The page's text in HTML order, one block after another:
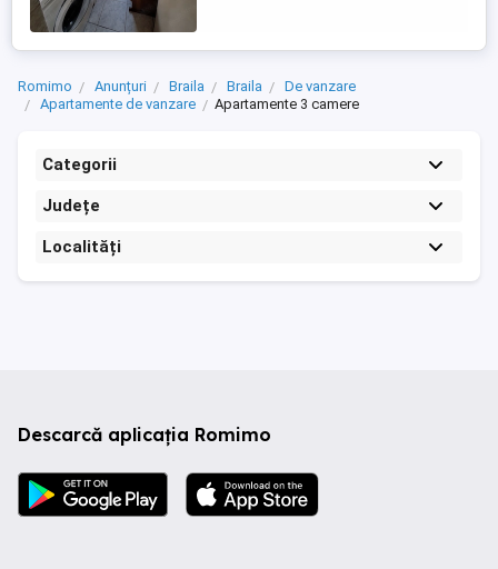
dormitoare.Apartamentul ...
Romimo Anunțuri Braila Braila
De vanzare
Apartamente de vanzare
Apartamente 3 camere
Categorii
Județe
Localități
Descarcă aplicația Romimo